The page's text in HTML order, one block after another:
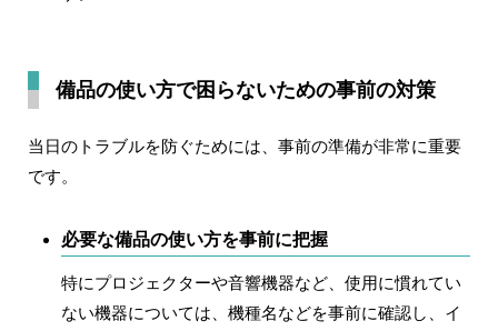
備品の使い方で困らないための事前の対策
当日のトラブルを防ぐためには、事前の準備が非常に重要
です。
必要な備品の使い方を事前に把握
特にプロジェクターや音響機器など、使用に慣れてい
ない機器については、機種名などを事前に確認し、イ